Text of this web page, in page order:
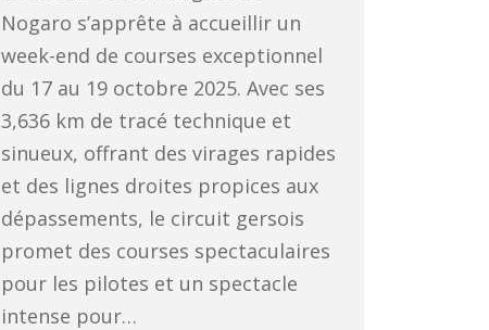
Nogaro s’apprête à accueillir un
week-end de courses exceptionnel
du 17 au 19 octobre 2025. Avec ses
3,636 km de tracé technique et
sinueux, offrant des virages rapides
et des lignes droites propices aux
dépassements, le circuit gersois
promet des courses spectaculaires
pour les pilotes et un spectacle
intense pour…